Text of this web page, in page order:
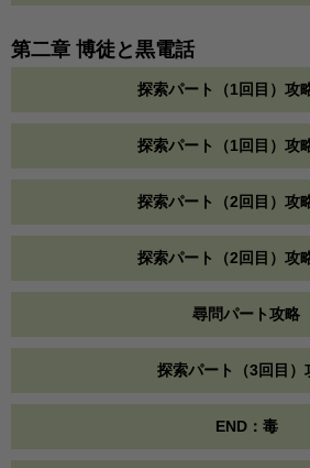
第二章 博徒と黒電話
探索パート（1回目）攻
探索パート（1回目）攻
探索パート（2回目）攻
探索パート（2回目）攻
尋問パート攻略
探索パート（3回目）
END：毒